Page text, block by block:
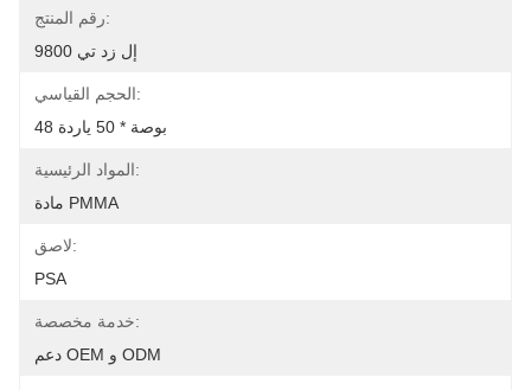
رقم المنتج:
إل زد تي 9800
الحجم القياسي:
48 بوصة * 50 ياردة
المواد الرئيسية:
مادة PMMA
لاصق:
PSA
خدمة مخصصة:
دعم OEM و ODM